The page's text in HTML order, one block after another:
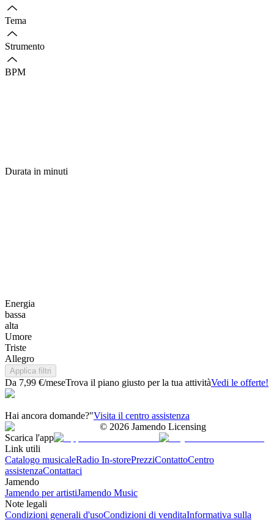
Tema
Strumento
BPM
Durata in minuti
Energia
bassa
alta
Umore
Triste
Allegro
Applica filtri
Da 7,99 €/meseTrova il piano giusto per la tua attivitàVedi le offerte!
Hai ancora domande?"Visita il centro assistenza
© 2026 Jamendo Licensing
Scarica l'app
Link utili
Catalogo musicaleRadio In-storePrezziContattoCentro
assistenzaContattaci
Jamendo
Jamendo per artistiJamendo Music
Note legali
Condizioni generali d'usoCondizioni di venditaInformativa sulla